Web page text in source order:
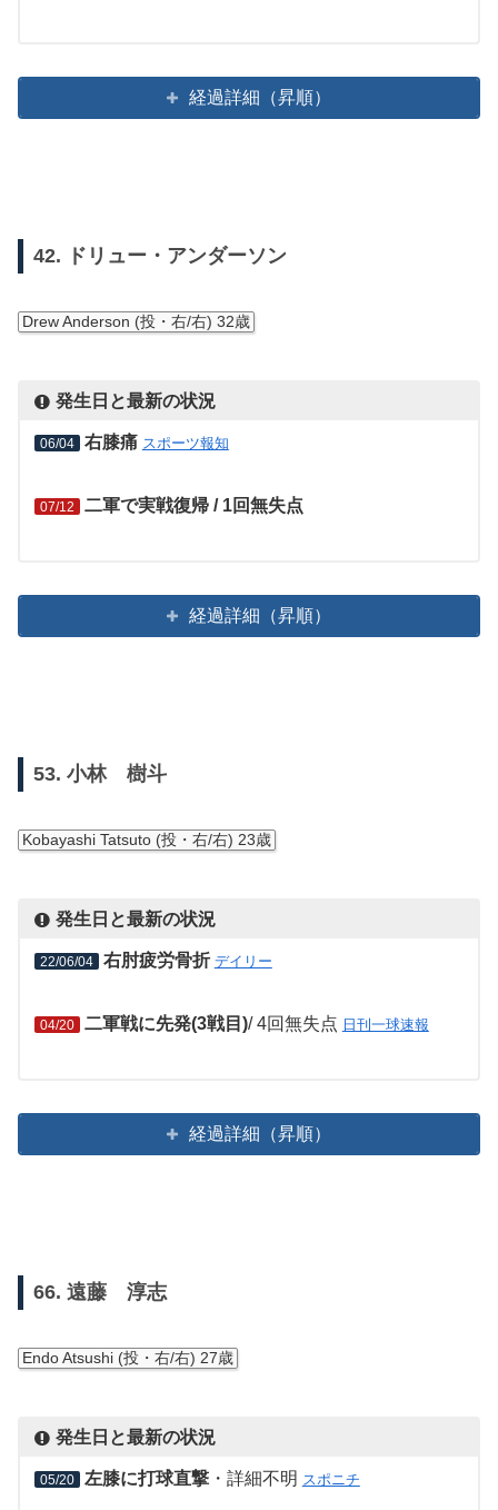
経過詳細（昇順）
42. ドリュー・アンダーソン
Drew Anderson (投・右/右) 32歳
発生日と最新の状況
06/04 右膝痛 スポーツ報知
07/12 二軍で実戦復帰 / 1回無失点
経過詳細（昇順）
53. 小林 樹斗
Kobayashi Tatsuto (投・右/右) 23歳
発生日と最新の状況
22/06/04 右肘疲労骨折 デイリー
04/20 二軍戦に先発(3戦目)/ 4回無失点 日刊一球速報
経過詳細（昇順）
66. 遠藤 淳志
Endo Atsushi (投・右/右) 27歳
発生日と最新の状況
05/20 左膝に打球直撃・詳細不明 スポニチ